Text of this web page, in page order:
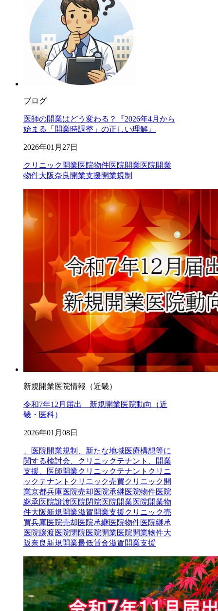
ブログ
医師の開業はどう変わる？『2026年4月から
始まる「開業時調整」の正しい理解』
2026年01月27日
クリニック開業医院物件医院開業医院開業
物件大阪奈良 開業支援開業規制
新規開業医院情報（近畿）
令和7年12月届出 新規開業医院動向（近
畿・医科）
2026年01月08日
、医院開業規制、新たな地域医療構想等に
関する検討会、クリニックテナント、開業
支援、医師開業クリニックテナント クリニ
ックテナントクリニック売買クリニック開
業京都兵庫医院売却医院承継医院物件医院
継承医院譲渡医院閉院医院開業医院開業物
件大阪新規開業滋賀開業支援クリニック売
買兵庫医院売却医院承継医院物件医院継承
医院譲渡医院閉院医院開業医院開業物件大
阪奈良 新規開業最低賃金滋賀開業支援